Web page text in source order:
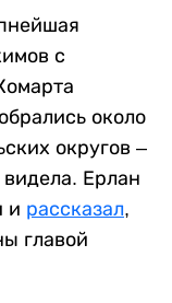
с
около
округов –
Ерлан
и рассказал,
главой